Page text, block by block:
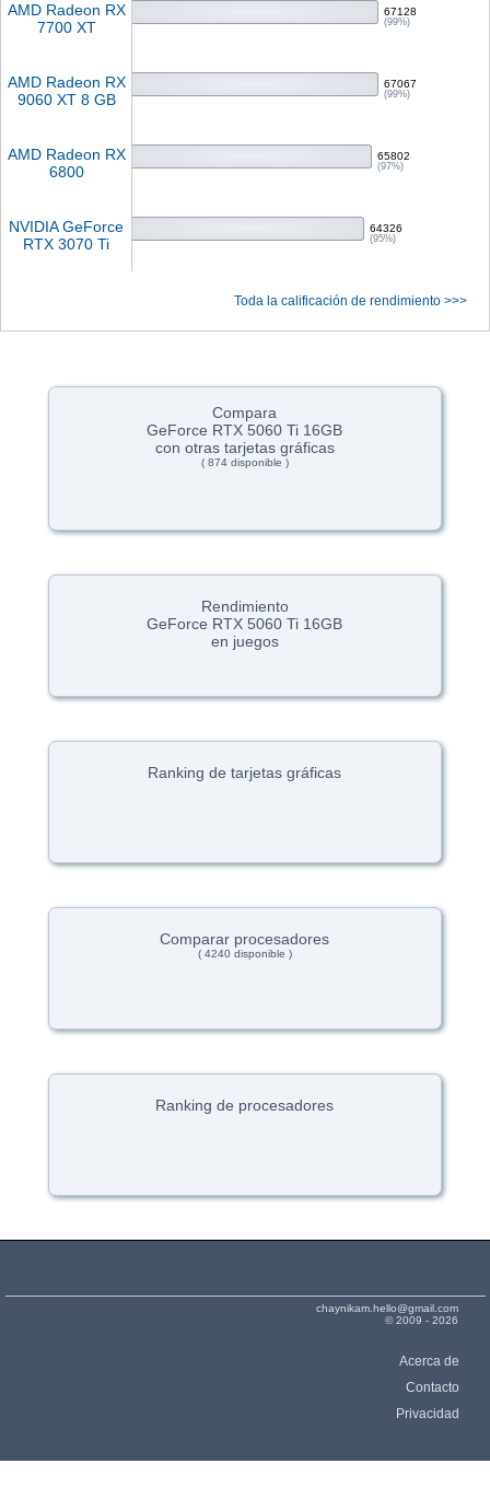
AMD Radeon RX
7700 XT
67128
(99%)
AMD Radeon RX
9060 XT 8 GB
67067
(99%)
AMD Radeon RX
6800
65802
(97%)
NVIDIA GeForce
RTX 3070 Ti
64326
(95%)
Toda la calificación de rendimiento >>>
Compara
GeForce RTX 5060 Ti 16GB
con otras tarjetas gráficas
( 874 disponible )
Rendimiento
GeForce RTX 5060 Ti 16GB
en juegos
Ranking de tarjetas gráficas
Comparar procesadores
( 4240 disponible )
Ranking de procesadores
chaynikam.hello@gmail.com
© 2009 - 2026
Acerca de
Contacto
Privacidad